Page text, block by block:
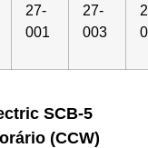
27-
001
27-
003
SCB-5
(CCW)